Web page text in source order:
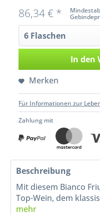
86,34 € *
In den
Merken
Für Informationen zur
Zahlung mit
Beschreibung
Mit diesem Bianco
Top-Wein, dem
mehr